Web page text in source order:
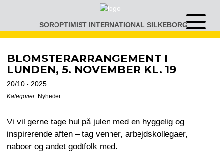
SOROPTIMIST INTERNATIONAL SILKEBORGÅben
eller
luk
BLOMSTERARRANGEMENT I
LUNDEN, 5. NOVEMBER KL. 19
20/10 - 2025
Kategorier: Nyheder
Vi vil gerne tage hul på julen med en hyggelig og
inspirerende aften – tag venner, arbejdskollegaer,
naboer og andet godtfolk med.